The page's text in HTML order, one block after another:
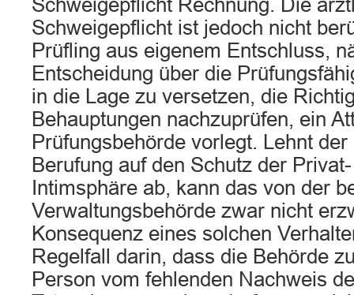
Schweigepflicht Rechnung. Die
Schweigepflicht ist jedoch nicht
Prüfling aus eigenem Entschluss,
Entscheidung über die
in die Lage zu versetzen, die
Behauptungen nachzuprüfen, ein
Prüfungsbehörde vorlegt. Lehnt
Berufung auf den Schutz der
Intimsphäre ab, kann das von der
Verwaltungsbehörde zwar nicht
Konsequenz eines solchen
Regelfall darin, dass die Behörde
Person vom fehlenden Nachweis